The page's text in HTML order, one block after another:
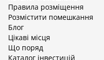
Відпочинок у Вінницькій
Відпочинок в Яремче
Відпочинок у Львівській
Відпочинок з басейном в
Правила розміщення
Розмістити помешкання
Блог
Цікаві місця
Що поряд
Каталог інвестицій